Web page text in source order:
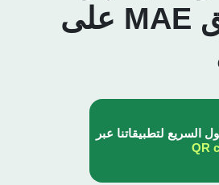
مع تطبيق MAE على
لتطبيقاتنا عبر